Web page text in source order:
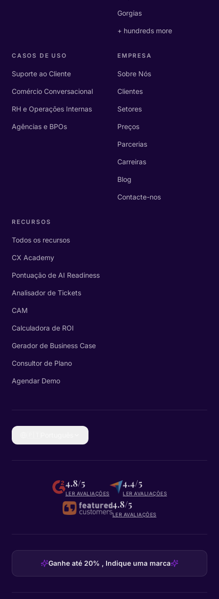
Gorgias
+ hundreds more
CASOS DE USO
Suporte ao Cliente
Comércio Conversacional
RH e Operações Internas
Agências e BPOs
EMPRESA
Sobre Nós
Clientes
Setores
Preços
Parcerias
Carreiras
Blog
Contacte-nos
RECURSOS
Todos os recursos
CX Academy
Pontuação de AI Readiness
Analisador de Tickets
CAM
Calculadora de ROI
Gerador de Business Case
Consultor de Plano
Agendar Demo
4.8/5
LER AVALIAÇÕES
4.4/5
LER AVALIAÇÕES
4.8/5
LER AVALIAÇÕES
Ganhe até 20% , Indique uma marca